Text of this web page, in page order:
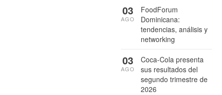
FoodForum
Dominicana:
tendencias, análisis y
networking
03
AGO
Coca-Cola presenta
sus resultados del
segundo trimestre de
2026
03
AGO